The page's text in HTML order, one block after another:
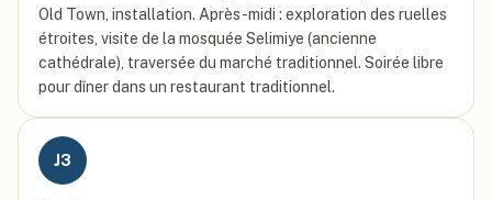
Old Town, installation. Après-midi : exploration des ruelles
étroites, visite de la mosquée Selimiye (ancienne
cathédrale), traversée du marché traditionnel. Soirée libre
pour dîner dans un restaurant traditionnel.
J3